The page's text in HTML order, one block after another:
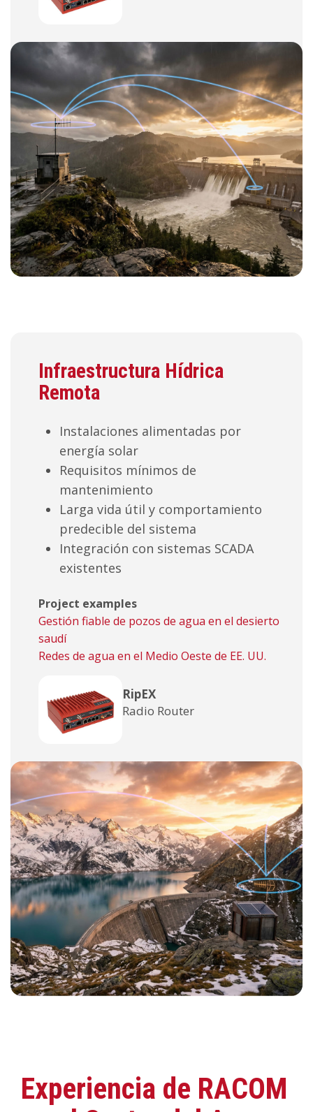
Infraestructura Hídrica
Remota
Instalaciones alimentadas por
energía solar
Requisitos mínimos de
mantenimiento
Larga vida útil y comportamiento
predecible del sistema
Integración con sistemas SCADA
existentes
Project examples
Gestión fiable de pozos de agua en el desierto
saudí
Redes de agua en el Medio Oeste de EE. UU.
RipEX
Radio Router
Experiencia de RACOM